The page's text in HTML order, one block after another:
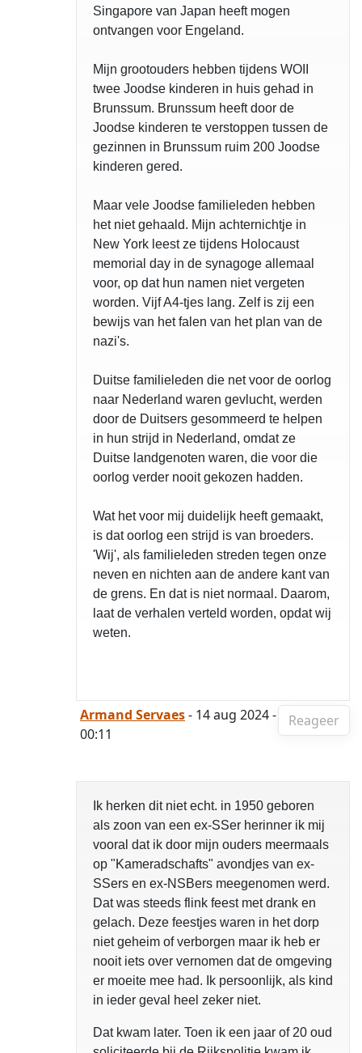
Singapore van Japan heeft mogen
ontvangen voor Engeland.
Mijn grootouders hebben tijdens WOII
twee Joodse kinderen in huis gehad in
Brunssum. Brunssum heeft door de
Joodse kinderen te verstoppen tussen de
gezinnen in Brunssum ruim 200 Joodse
kinderen gered.
Maar vele Joodse familieleden hebben
het niet gehaald. Mijn achternichtje in
New York leest ze tijdens Holocaust
memorial day in de synagoge allemaal
voor, op dat hun namen niet vergeten
worden. Vijf A4-tjes lang. Zelf is zij een
bewijs van het falen van het plan van de
nazi's.
Duitse familieleden die net voor de oorlog
naar Nederland waren gevlucht, werden
door de Duitsers gesommeerd te helpen
in hun strijd in Nederland, omdat ze
Duitse landgenoten waren, die voor die
oorlog verder nooit gekozen hadden.
Wat het voor mij duidelijk heeft gemaakt,
is dat oorlog een strijd is van broeders.
'Wij', als familieleden streden tegen onze
neven en nichten aan de andere kant van
de grens. En dat is niet normaal. Daarom,
laat de verhalen verteld worden, opdat wij
weten.
Reageer
Armand Servaes- 14 aug 2024 -
00:11
Ik herken dit niet echt. in 1950 geboren
als zoon van een ex-SSer herinner ik mij
vooral dat ik door mijn ouders meermaals
op "Kameradschafts" avondjes van ex-
SSers en ex-NSBers meegenomen werd.
Dat was steeds flink feest met drank en
gelach. Deze feestjes waren in het dorp
niet geheim of verborgen maar ik heb er
nooit iets over vernomen dat de omgeving
er moeite mee had. Ik persoonlijk, als kind
in ieder geval heel zeker niet.
Dat kwam later. Toen ik een jaar of 20 oud